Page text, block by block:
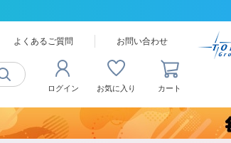
よくあるご質問 お問い合わせ
ログイン お気に入り カート